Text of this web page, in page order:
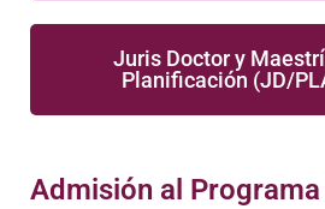
Juris Doctor y
Planificación (JD/
Admisión al